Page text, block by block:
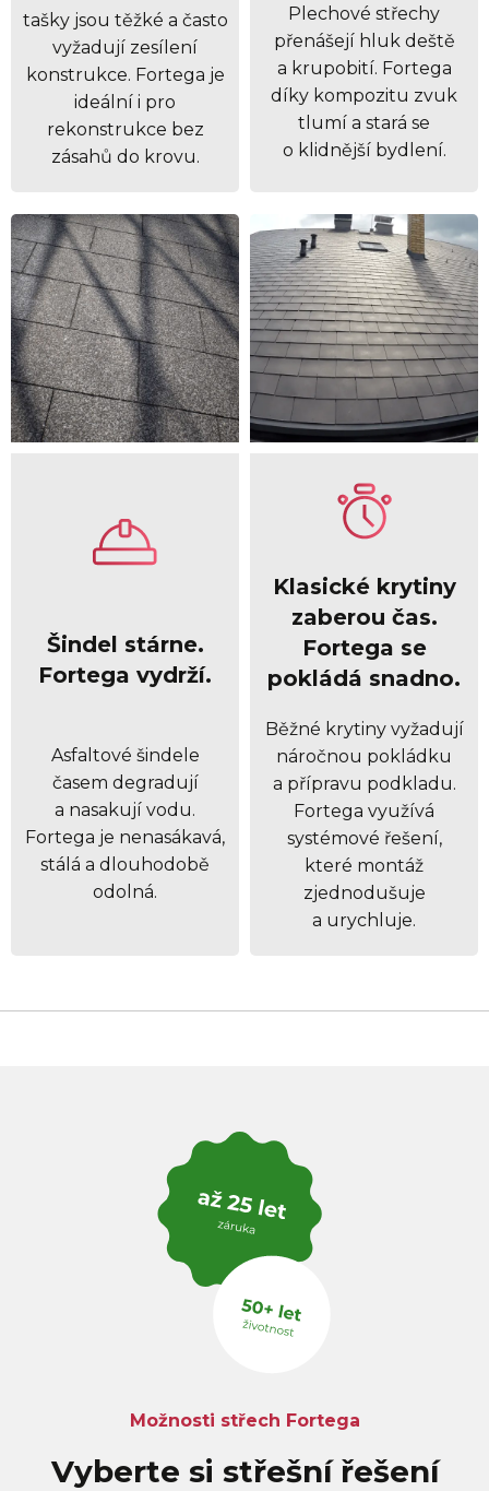
tašky jsou těžké a často
vyžadují zesílení
konstrukce. Fortega je
ideální i pro
rekonstrukce bez
zásahů do krovu.
Plechové střechy
přenášejí hluk deště
a krupobití. Fortega
díky kompozitu zvuk
tlumí a stará se
o klidnější bydlení.
Šindel stárne.
Fortega vydrží.
Asfaltové šindele
časem degradují
a nasakují vodu.
Fortega je nenasákavá,
stálá a dlouhodobě
odolná.
Klasické krytiny
zaberou čas.
Fortega se
pokládá snadno.
Běžné krytiny vyžadují
náročnou pokládku
a přípravu podkladu.
Fortega využívá
systémové řešení,
které montáž
zjednodušuje
a urychluje.
Možnosti střech Fortega
Vyberte si střešní řešení